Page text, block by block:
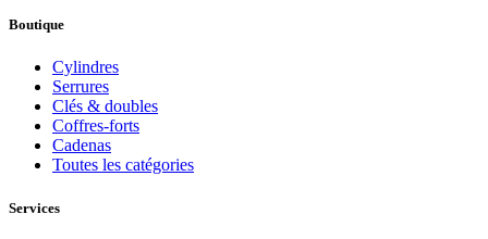
Boutique
Cylindres
Serrures
Clés & doubles
Coffres-forts
Cadenas
Toutes les catégories
Services